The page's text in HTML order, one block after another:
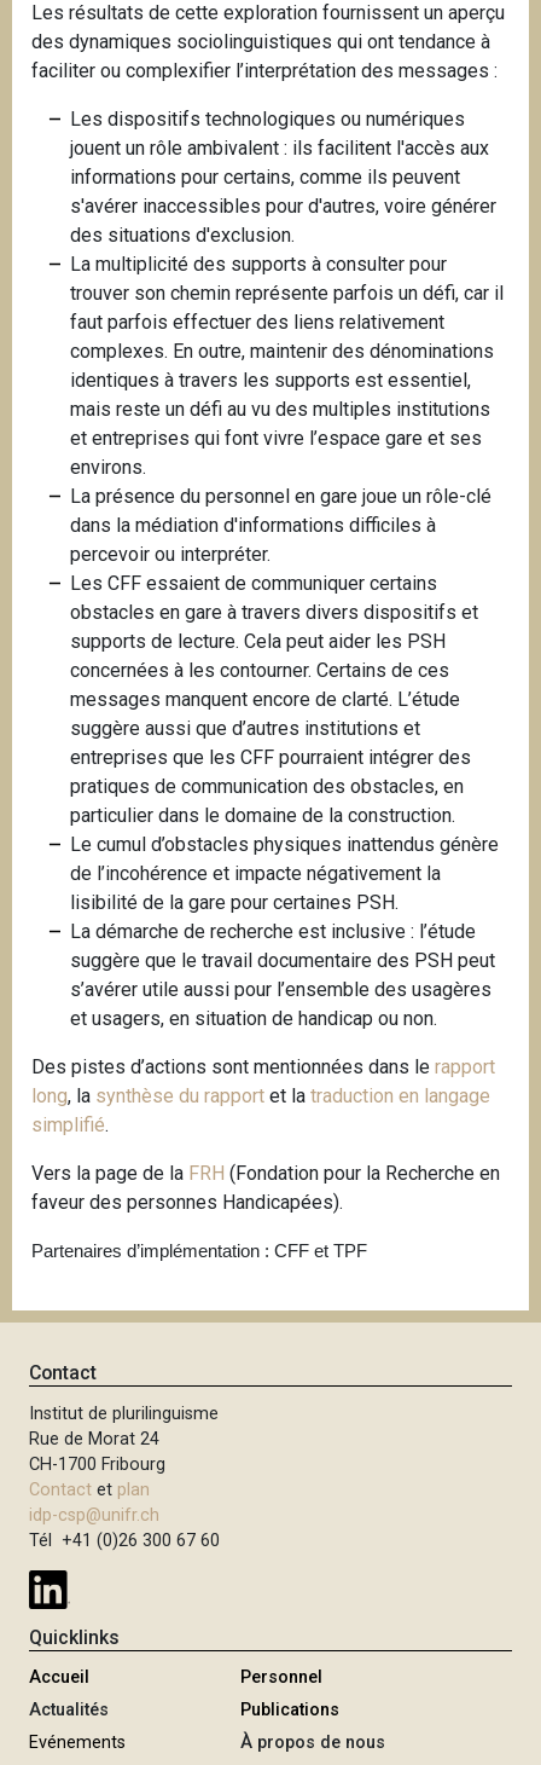
Les résultats de cette exploration fournissent un aperçu
des dynamiques sociolinguistiques qui ont tendance à
faciliter ou complexifier l’interprétation des messages :
Les dispositifs technologiques ou numériques
jouent un rôle ambivalent : ils facilitent l'accès aux
informations pour certains, comme ils peuvent
s'avérer inaccessibles pour d'autres, voire générer
des situations d'exclusion.
La multiplicité des supports à consulter pour
trouver son chemin représente parfois un défi, car il
faut parfois effectuer des liens relativement
complexes. En outre, maintenir des dénominations
identiques à travers les supports est essentiel,
mais reste un défi au vu des multiples institutions
et entreprises qui font vivre l’espace gare et ses
environs.
La présence du personnel en gare joue un rôle-clé
dans la médiation d'informations difficiles à
percevoir ou interpréter.
Les CFF essaient de communiquer certains
obstacles en gare à travers divers dispositifs et
supports de lecture. Cela peut aider les PSH
concernées à les contourner. Certains de ces
messages manquent encore de clarté. L’étude
suggère aussi que d’autres institutions et
entreprises que les CFF pourraient intégrer des
pratiques de communication des obstacles, en
particulier dans le domaine de la construction.
Le cumul d’obstacles physiques inattendus génère
de l’incohérence et impacte négativement la
lisibilité de la gare pour certaines PSH.
La démarche de recherche est inclusive : l’étude
suggère que le travail documentaire des PSH peut
s’avérer utile aussi pour l’ensemble des usagères
et usagers, en situation de handicap ou non.
Des pistes d’actions sont mentionnées dans le rapport
long, la synthèse du rapport et la traduction en langage
simplifié.
Vers la page de la FRH (Fondation pour la Recherche en
faveur des personnes Handicapées).
Partenaires d’implémentation : CFF et TPF
Contact
Institut de plurilinguisme
Rue de Morat 24
CH-1700 Fribourg
Contact et plan
idp-csp@unifr.ch
Tél +41 (0)26 300 67 60
Quicklinks
Accueil
Actualités
Evénements
Personnel
Publications
À propos de nous